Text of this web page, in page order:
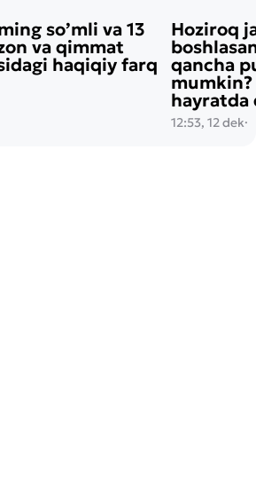
so’mli va 13
va qimmat
haqiqiy farq
Hoziroq
qancha
mumkin?
hayratda
12:53, 12 dek·